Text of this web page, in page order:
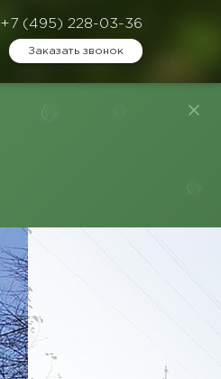
+7 (495) 228-03-36
Заказать звонок